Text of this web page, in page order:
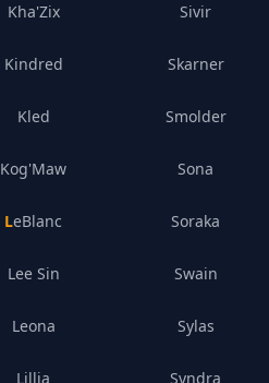
Kha'Zix
Kindred
Kled
Kog'Maw
LeBlanc
Lee Sin
Leona
Lillia
Sivir
Skarner
Smolder
Sona
Soraka
Swain
Sylas
Syndra